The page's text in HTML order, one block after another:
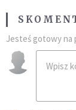
Jesteś gotowy na